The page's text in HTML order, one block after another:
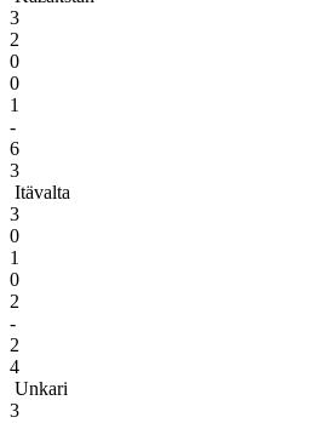
3
2
0
0
1
-
6
3
Itävalta
3
0
1
0
2
-
2
4
Unkari
3